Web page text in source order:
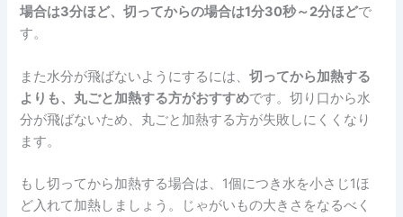
場合は3分ほど、切ってからの場合は1分30秒～2分ほどで
す。
また水分が飛ばないようにするには、切ってから加熱する
よりも、丸ごと加熱する方がおすすめです。切り口から水
分が飛ばないため、丸ごと加熱する方が失敗しにくくなり
ます。
もし切ってから加熱する場合は、1個につき水を小さじ1ほ
ど入れて加熱しましょう。じゃがいもの大きさをなるべく